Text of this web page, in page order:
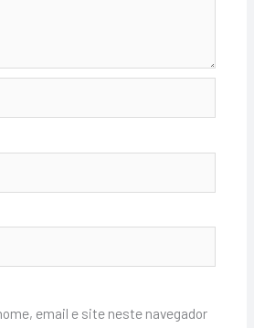
email e site neste navegador